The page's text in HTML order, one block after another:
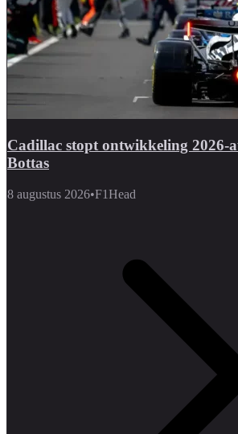
Cadillac stopt ontwikkeling 2026-
Bottas
8 augustus 2026•F1Head